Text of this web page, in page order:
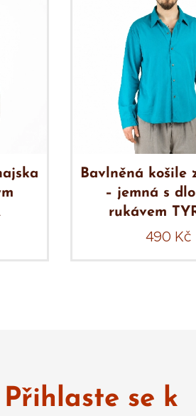
Bavlněná košile
– jemná s
rukávem
490 Kč
Přihlaste se k